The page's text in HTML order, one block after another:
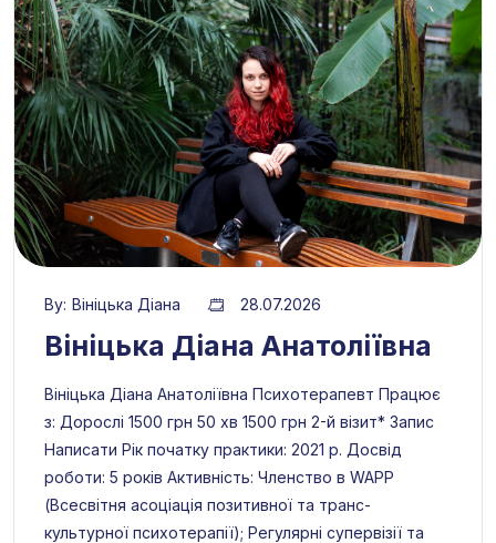
By: Вініцька Діана 28.07.2026
Вініцька Діана Анатоліївна
Вініцька Діана Анатоліївна Психотерапевт Працює
з: Дорослі 1500 грн 50 хв 1500 грн 2-й візит* Запис
Написати Рік початку практики: 2021 р. Досвід
роботи: 5 років Активність: Членство в WAPP
(Всесвітня асоціація позитивної та транс-
культурної психотерапії); Регулярні супервізії та